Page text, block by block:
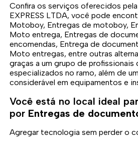
Confira os serviços oferecidos
EXPRESS LTDA, você pode
Motoboy, Entregas de motoboy,
Moto entrega, Entregas de
encomendas, Entrega de
Moto entregas, entre outras
graças a um grupo de profissionais
especializados no ramo, além de
considerável em equipamentos e
Você está no local ideal
por Entregas de
Agregar tecnologia sem perder o